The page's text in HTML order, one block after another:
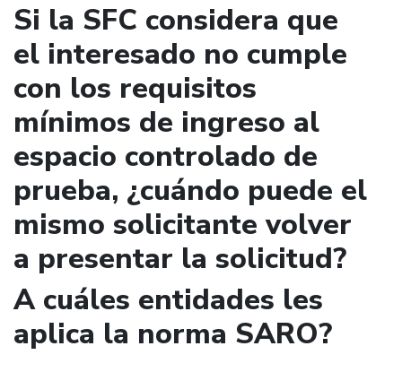
Si la SFC considera que
el interesado no cumple
con los requisitos
mínimos de ingreso al
espacio controlado de
prueba, ¿cuándo puede el
mismo solicitante volver
a presentar la solicitud?
A cuáles entidades les
aplica la norma SARO?